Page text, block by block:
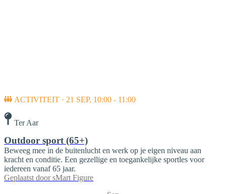
ACTIVITEIT · 21 SEP, 10:00 - 11:00
Ter Aar
Outdoor sport (65+)
Beweeg mee in de buitenlucht en werk op je eigen niveau aan
kracht en conditie. Een gezellige en toegankelijke sportles voor
iedereen vanaf 65 jaar.
Geplaatst door sMart Figure